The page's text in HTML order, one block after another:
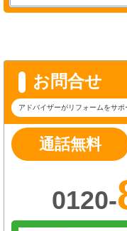
お問合せ
アドバイザーがリフォームをサポ
通話無料
0120-